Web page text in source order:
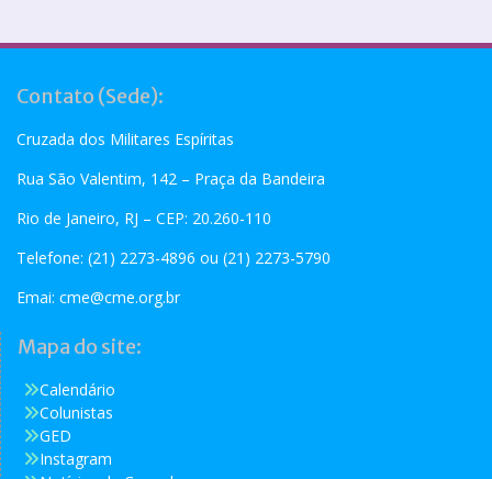
Contato (Sede):
Cruzada dos Militares Espíritas
Rua São Valentim, 142 – Praça da Bandeira
Rio de Janeiro, RJ – CEP: 20.260-110
Telefone: (21) 2273-4896 ou (21) 2273-5790
Emai: cme@cme.org.br
Mapa do site:
Calendário
Colunistas
GED
Instagram